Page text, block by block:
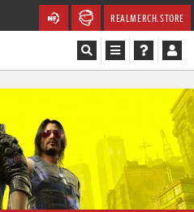
REALMERCH.STORE